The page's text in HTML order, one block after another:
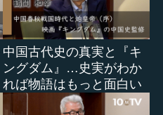
中国古代史の真実と『キ
ングダム』…史実がわか
れば物語はもっと面白い